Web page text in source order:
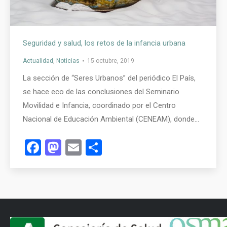
Seguridad y salud, los retos de la infancia urbana
Actualidad , Noticias 15 octubre, 2019
La sección de “Seres Urbanos” del periódico El País,
se hace eco de las conclusiones del Seminario
Movilidad e Infancia, coordinado por el Centro
Nacional de Educación Ambiental (CENEAM), donde…
Facebook
Mastodon
Email